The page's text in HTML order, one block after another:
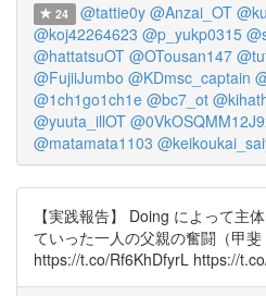
24 @tattie0y @Anzai_OT
@koj42264623 @p_yukp0315
@hattatsuOT @OTousan147
@FujiiJumbo @KDmsc_captain
@1ch1go1ch1e @bc7_ot
@yuuta_illOT
@matamata1103
【実践報告】 Doing によって主
ていった一人の父親の奮闘（甲斐
https://t.co/Rf6KhDfyrL https://